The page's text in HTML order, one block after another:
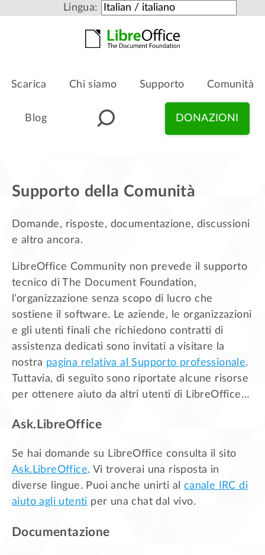
Lingua:
Scarica Chi siamo Supporto Comunità
Blog DONAZIONI
Supporto della Comunità
Domande, risposte, documentazione, discussioni
e altro ancora.
LibreOffice Community non prevede il supporto
tecnico di The Document Foundation,
l’organizzazione senza scopo di lucro che
sostiene il software. Le aziende, le organizzazioni
e gli utenti finali che richiedono contratti di
assistenza dedicati sono invitati a visitare la
nostra pagina relativa al Supporto professionale.
Tuttavia, di seguito sono riportate alcune risorse
per ottenere aiuto da altri utenti di LibreOffice…
Ask.LibreOffice
Se hai domande su LibreOffice consulta il sito
Ask.LibreOffice. Vi troverai una risposta in
diverse lingue. Puoi anche unirti al canale IRC di
aiuto agli utenti per una chat dal vivo.
Documentazione